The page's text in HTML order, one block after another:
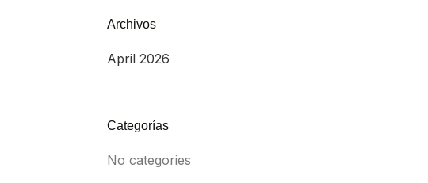
Archivos
April 2026
Categorías
No categories